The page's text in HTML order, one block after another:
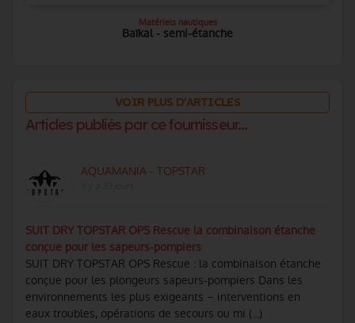
Matériels nautiques
Baïkal - semi-étanche
VOIR PLUS D'ARTICLES
Articles publiés par ce fournisseur...
AQUAMANIA - TOPSTAR
SUIT DRY TOPSTAR OPS Rescue la combinaison étanche
conçue pour les sapeurs-pompiers
SUIT DRY TOPSTAR OPS Rescue : la combinaison étanche
conçue pour les plongeurs sapeurs-pompiers Dans les
environnements les plus exigeants – interventions en
eaux troubles, opérations de secours ou mi (...)